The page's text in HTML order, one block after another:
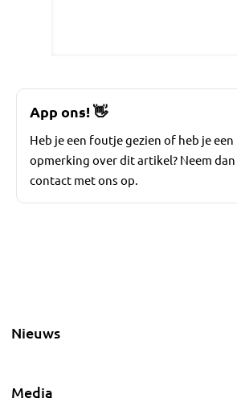
App ons!👋
Heb je een foutje gezien of heb je een
opmerking over dit artikel? Neem dan
contact met ons op.
Nieuws
Media